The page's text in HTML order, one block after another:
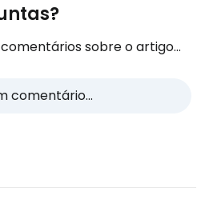
sobre o artigo...
comentário...